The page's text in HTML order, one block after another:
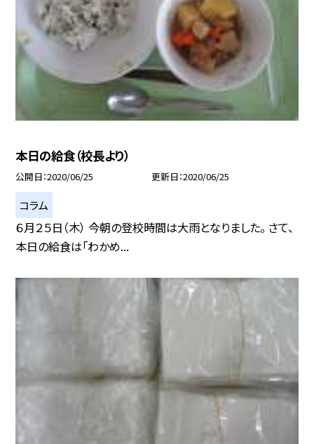
本日の給食（校長より）
公開日 2020/06/25 更新日 2020/06/25
コラム
６月２５日（木） 今朝の登校時間は大雨となりました。 さて、
本日の給食は「わかめ...